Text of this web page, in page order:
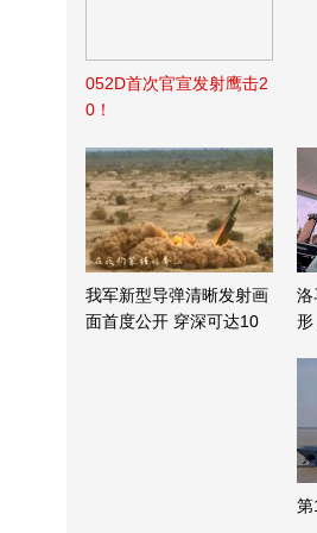
052D首次官宣发射鹰击2
0！
我军新型导弹清晰发射画
面首度公开 穿深可达10
洛
形
第